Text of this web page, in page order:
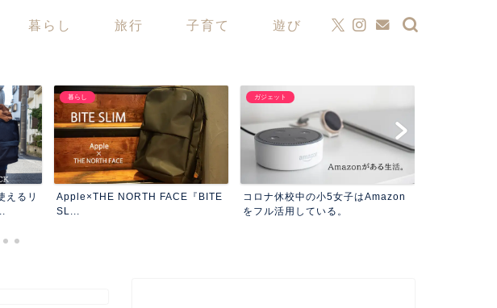
暮らし 旅行 子育て 遊び
えるリ
暮らし
Apple×THE NORTH FACE『BITE
SL...
ガジェット
コロナ休校中の小5女子はAmazon
をフル活用している。